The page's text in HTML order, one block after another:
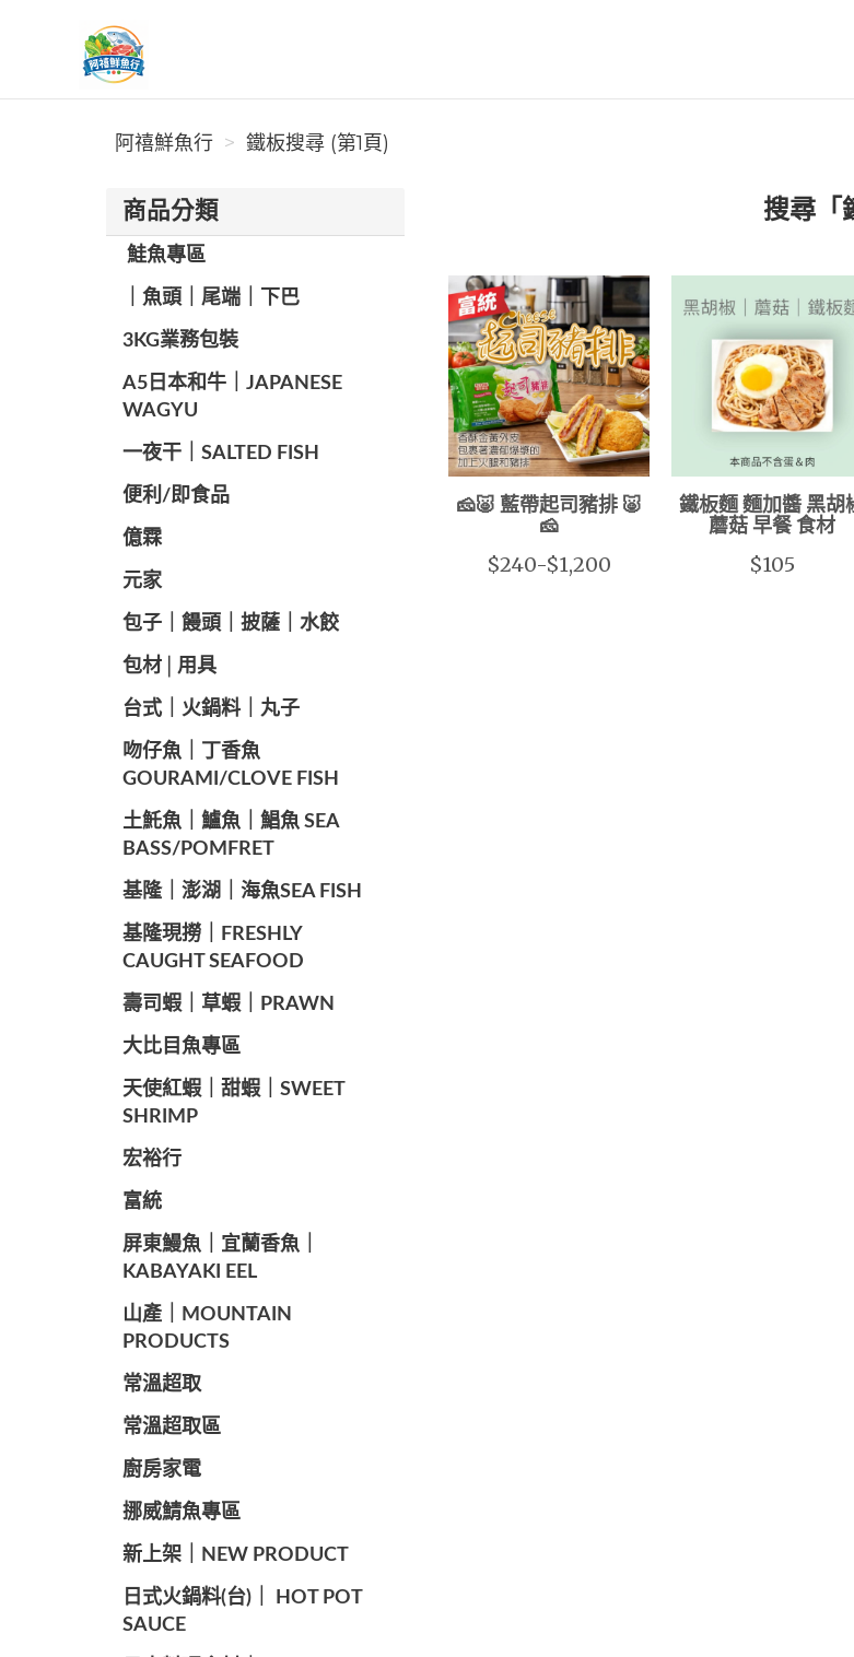
阿禧鮮魚行
阿禧鮮魚行 鐵板搜尋 (第1頁)
商品分類
️ 鮭魚專區
️｜魚頭｜尾端｜下巴
️3KG業務包裝
A5日本和牛｜JAPANESE
WAGYU
️一夜干｜SALTED FISH
便利/即食品
億霖
元家
️包子｜饅頭｜披薩｜水餃
包材│用具
️台式｜火鍋料｜丸子
️吻仔魚｜丁香魚
GOURAMI/CLOVE FISH
️土魠魚｜鱸魚｜鯧魚 SEA ​​
BASS/POMFRET
️基隆｜澎湖｜海魚SEA ​​FISH
️基隆現撈｜FRESHLY
CAUGHT SEAFOOD
️壽司蝦｜草蝦｜PRAWN
️大比目魚專區
️天使紅蝦｜甜蝦｜SWEET
SHRIMP
宏裕行
富統
️屏東鰻魚｜宜蘭香魚｜
KABAYAKI EEL
山產｜MOUNTAIN
PRODUCTS
常溫超取
常溫超取區
廚房家電
️挪威鯖魚專區
️新上架｜NEW PRODUCT
️日式火鍋料(台)｜ HOT POT
SAUCE
搜尋「
🧀🐷 藍帶起司豬排 🐷
🧀
$240-$1,200
鐵板麵 麵加醬 黑胡
蘑菇 早餐 食材
$105